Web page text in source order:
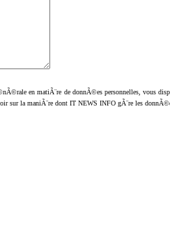
en matiÃ¨re de donnÃ©es personnelles, vous
sur la maniÃ¨re dont IT NEWS INFO gÃ¨re les